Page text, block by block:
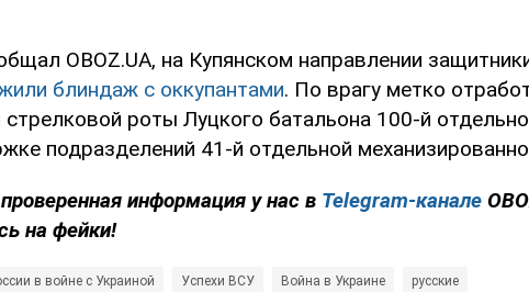
OBOZ.UA, на Купянском направлении
блиндаж с оккупантами. По врагу метко
стрелковой роты Луцкого батальона 100-й
подразделений 41-й отдельной
информация у нас в Telegram-канале
на фейки!
в войне с Украиной Успехи ВСУ Война в Украине русские